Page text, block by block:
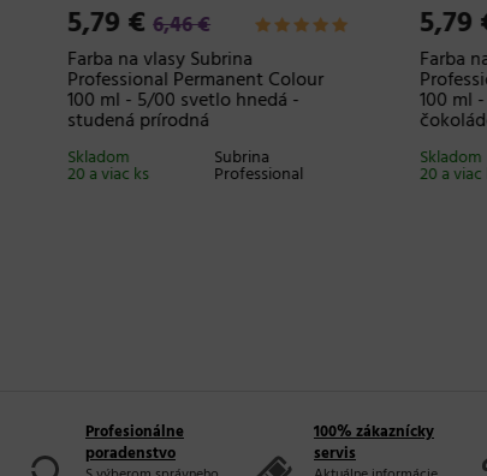
5,79 € 6,46 €
Farba na vlasy Subrina
Professional Permanent Colour
100 ml - 5/00 svetlo hnedá -
studená prírodná
Subrina
Professional
Skladom
20 a viac ks
5,79
Farba
100 ml
Skladom
20 a viac
Profesionálne
poradenstvo
100% zákaznícky
servis